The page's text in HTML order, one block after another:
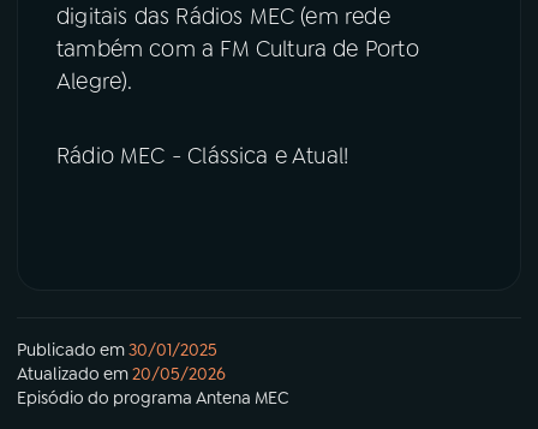
digitais das Rádios MEC (em rede
também com a FM Cultura de Porto
Alegre).
Rádio MEC - Clássica e Atual!
Publicado em30/01/2025
Atualizado em20/05/2026
Episódio do programa Antena MEC